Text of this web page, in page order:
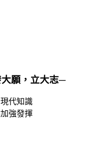
願，立大志─
代知識
強發揮